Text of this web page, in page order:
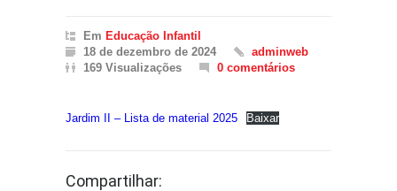
Em Educação Infantil
18 de dezembro de 2024
adminweb
169 Visualizações
0 comentários
Jardim II – Lista de material 2025 Baixar
Compartilhar: